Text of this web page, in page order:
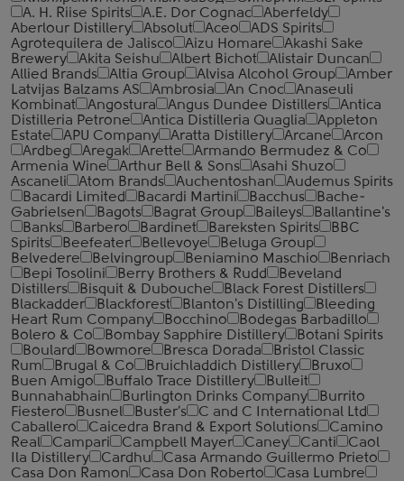
A. H. Riise Spirits
A.E. Dor Cognac
Aberfeldy
Aberlour Distillery
Absolut Aceo
ADS Spirits
Agrotequilera de Jalisco
Aizu Homare
Akashi Sake
Brewery
Akita Seishu Albert Bichot
Alistair Duncan
Allied Brands
Altia Group Alvisa Alcohol Group
Amber
Latvijas Balzams AS
Ambrosia An Cnoc
Anaseuli
Kombinat
Angostura Angus Dundee Distillers
Antica
Distilleria Petrone
Antica Distilleria Quaglia
Appleton
Estate
APU Company Aratta Distillery Arcane
Arcon
Ardbeg
Aregak Arette
Armando Bermudez & Co
Armenia Wine
Arthur Bell & Sons
Asahi Shuzo
Ascaneli
Atom Brands Auchentoshan
Audemus Spirits
Bacardi Limited
Bacardi Martini Bacchus
Bache-
Gabrielsen
Bagots Bagrat Group Baileys
Ballantine's
Banks
Barbero Bardinet Bareksten Spirits
BBC
Spirits
Beefeater Bellevoye
Beluga Group
Belvedere
Belvingroup Beniamino Maschio
Benriach
Bepi Tosolini
Berry Brothers & Rudd
Beveland
Distillers
Bisquit & Dubouche
Black Forest Distillers
Blackadder
Blackforest Blanton's Distilling
Bleeding
Heart Rum Company
Bocchino
Bodegas Barbadillo
Bolero & Co
Bombay Sapphire Distillery
Botani Spirits
Boulard
Bowmore Bresca Dorada
Bristol Classic
Rum
Brugal & Co Bruichladdich Distillery
Bruxo
Buen Amigo
Buffalo Trace Distillery
Bulleit
Bunnahabhain
Burlington Drinks Company
Burrito
Fiestero
Busnel Buster's
C and C International Ltd
Caballero
Caicedra Brand & Export Solutions
Camino
Real
Campari Campbell Mayer Caney Canti
Caol
Ila Distillery
Cardhu
Casa Armando Guillermo Prieto
Casa Don Ramon
Casa Don Roberto
Casa Lumbre